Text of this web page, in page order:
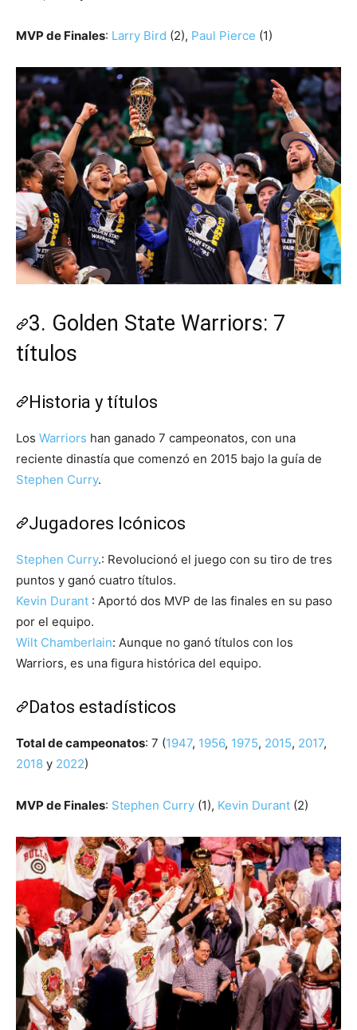
MVP de Finales: Larry Bird (2), Paul Pierce (1)
3. Golden State Warriors: 7
títulos
Historia y títulos
Los Warriors han ganado 7 campeonatos, con una
reciente dinastía que comenzó en 2015 bajo la guía de
Stephen Curry.
Jugadores Icónicos
Stephen Curry.: Revolucionó el juego con su tiro de tres
puntos y ganó cuatro títulos.
Kevin Durant : Aportó dos MVP de las finales en su paso
por el equipo.
Wilt Chamberlain: Aunque no ganó títulos con los
Warriors, es una figura histórica del equipo.
Datos estadísticos
Total de campeonatos: 7 (1947, 1956, 1975, 2015, 2017,
2018 y 2022)
MVP de Finales: Stephen Curry (1), Kevin Durant (2)